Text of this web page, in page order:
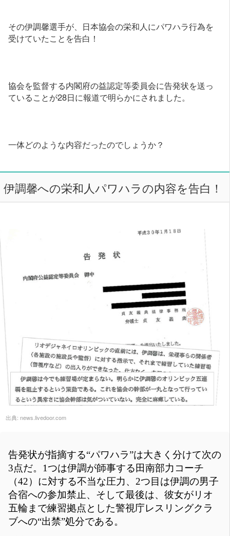
その伊調馨選手が、日本協会の栄和人にパワハラ行為を
受けていたことを告白！
協会を監督する内閣府の益認定等委員会に告発状を送っ
ていることが28日に報道で明らかにされました。
一体どのような内容だったのでしょうか？
伊調馨への栄和人パワハラの内容を告白！
出典: news.livedoor.com
告発状が指摘する“パワハラ”は大きく分けて次の
3点だ。1つは伊調が師事する田南部力コーチ
（42）に対する不当な圧力、2つ目は伊調の男子
合宿への参加禁止、そして最後は、彼女がリオ
五輪まで練習拠点とした警視庁レスリングクラ
ブへの“出禁”処分である。